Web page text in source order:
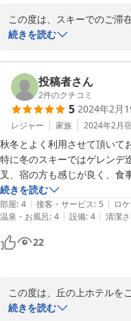
この度は、スキーでのご滞
にありがとうございました。
く思います。
また、お食事がお腹いっぱ
と、大変喜ばしく思います。
またの機会に、是非お越し
貴重な口コミをありがとう
2024-03-06
続きを読む
投稿者さん
2件のクチコミ
5 2024年2月
レジャー 家族 2024年2月
秋冬とよく利用させて頂いて
特に冬のスキーではゲレンデ
叉、宿の方も感じが良く、食
続きを読む
部屋: 4 | 接客・サービス: 5 | ロ
温泉・お風呂: 4 | 設備: 4 | 清潔さ
22
この度は、丘の上ホテルを
誠にありがとうございました
続きを読む